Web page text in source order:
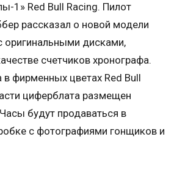
1» Red Bull Racing. Пилот
рассказал о новой модели
оригинальными дисками,
счетчиков хронографа.
фирменных цветах Red Bull
циферблата размещен
будут продаваться в
с фотографиями гонщиков и